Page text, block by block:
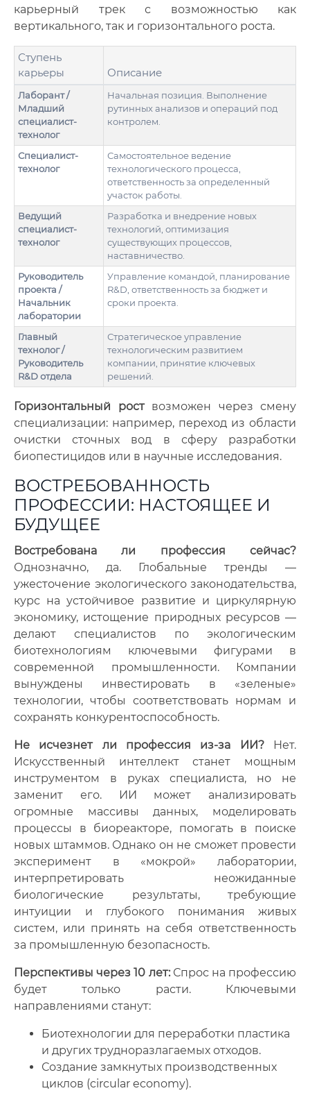
карьерный трек с возможностью как
вертикального, так и горизонтального роста.
Ступень
карьеры
Описание
Лаборант /
Младший
специалист-
технолог
Начальная позиция. Выполнение
рутинных анализов и операций под
контролем.
Специалист-
технолог
Самостоятельное ведение
технологического процесса,
ответственность за определенный
участок работы.
Ведущий
специалист-
технолог
Разработка и внедрение новых
технологий, оптимизация
существующих процессов,
наставничество.
Руководитель
проекта /
Начальник
лаборатории
Управление командой, планирование
R&D, ответственность за бюджет и
сроки проекта.
Главный
технолог /
Руководитель
R&D отдела
Стратегическое управление
технологическим развитием
компании, принятие ключевых
решений.
Горизонтальный роствозможен через смену
специализации: например, переход из области
очистки сточных вод в сферу разработки
биопестицидов или в научные исследования.
ВОСТРЕБОВАННОСТЬ
ПРОФЕССИИ: НАСТОЯЩЕЕ И
БУДУЩЕЕ
Востребована ли профессия сейчас?
Однозначно, да. Глобальные тренды —
ужесточение экологического законодательства,
курс на устойчивое развитие и циркулярную
экономику, истощение природных ресурсов —
делают специалистов по экологическим
биотехнологиям ключевыми фигурами в
современной промышленности. Компании
вынуждены инвестировать в «зеленые»
технологии, чтобы соответствовать нормам и
сохранять конкурентоспособность.
Не исчезнет ли профессия из-за ИИ?Нет.
Искусственный интеллект станет мощным
инструментом в руках специалиста, но не
заменит его. ИИ может анализировать
огромные массивы данных, моделировать
процессы в биореакторе, помогать в поиске
новых штаммов. Однако он не сможет провести
эксперимент в «мокрой» лаборатории,
интерпретировать неожиданные
биологические результаты, требующие
интуиции и глубокого понимания живых
систем, или принять на себя ответственность
за промышленную безопасность.
Перспективы через 10 лет:Спрос на профессию
будет только расти. Ключевыми
направлениями станут:
Биотехнологии для переработки пластика
и других трудноразлагаемых отходов.
Создание замкнутых производственных
циклов (circular economy).